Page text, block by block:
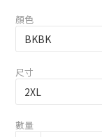
顏色
尺寸
數量